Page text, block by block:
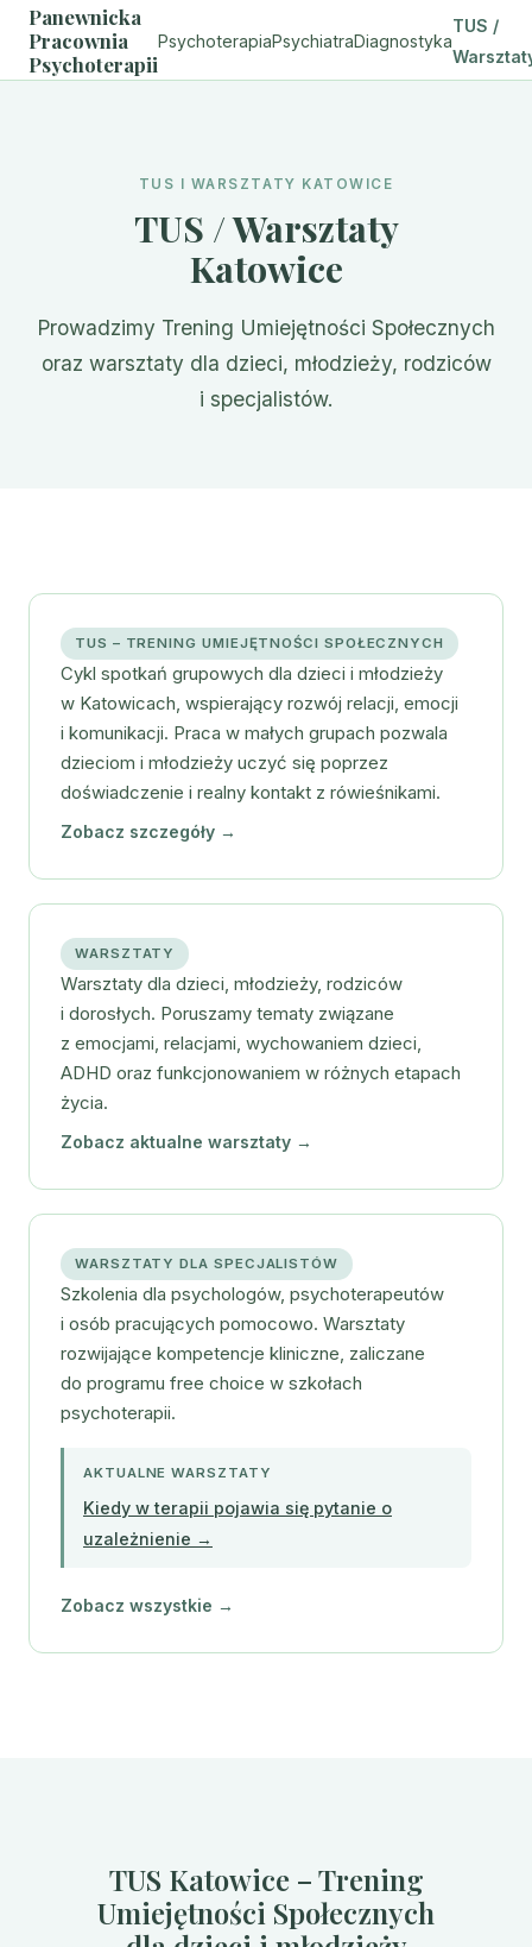
Panewnicka
Pracownia
Psychoterapii
PsychoterapiaPsychiatraDiagnostyka
TUS /
TUS I WARSZTATY KATOWICE
TUS / Warsztaty
Katowice
Prowadzimy Trening Umiejętności Społecznych
oraz warsztaty dla dzieci, młodzieży, rodziców
i specjalistów.
TUS – TRENING UMIEJĘTNOŚCI SPOŁECZNYCH
Cykl spotkań grupowych dla dzieci i młodzieży
w Katowicach, wspierający rozwój relacji, emocji
i komunikacji. Praca w małych grupach pozwala
dzieciom i młodzieży uczyć się poprzez
doświadczenie i realny kontakt z rówieśnikami.
Zobacz szczegóły →
WARSZTATY
Warsztaty dla dzieci, młodzieży, rodziców
i dorosłych. Poruszamy tematy związane
z emocjami, relacjami, wychowaniem dzieci,
ADHD oraz funkcjonowaniem w różnych etapach
życia.
Zobacz aktualne warsztaty →
WARSZTATY DLA SPECJALISTÓW
Szkolenia dla psychologów, psychoterapeutów
i osób pracujących pomocowo. Warsztaty
rozwijające kompetencje kliniczne, zaliczane
do programu free choice w szkołach
psychoterapii.
AKTUALNE WARSZTATY
Kiedy w terapii pojawia się pytanie o
uzależnienie →
Zobacz wszystkie →
TUS Katowice – Trening
Umiejętności Społecznych